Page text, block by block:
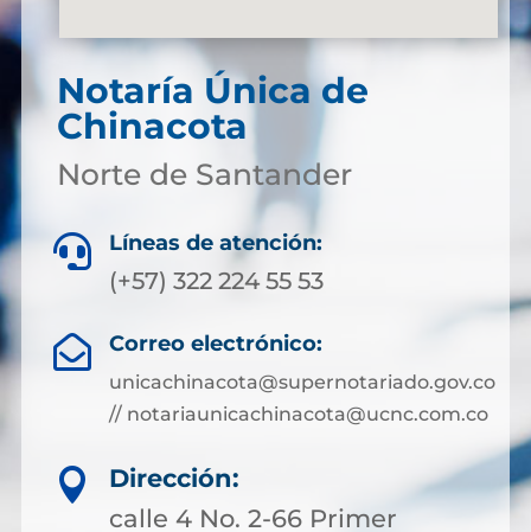
Notaría Única de
Chinacota
Norte de Santander
 Líneas de atención:
(+57) 322 224 55 53
 Correo electrónico:
unicachinacota@supernotariado.gov.co
// notariaunicachinacota@ucnc.com.co

Dirección:
calle 4 No. 2-66 Primer